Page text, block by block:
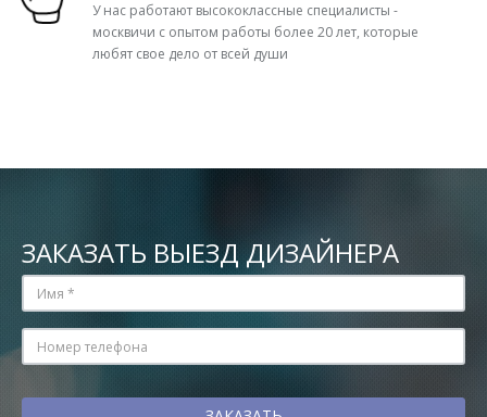
У нас работают высококлассные специалисты -
москвичи с опытом работы более 20 лет, которые
любят свое дело от всей души
ЗАКАЗАТЬ ВЫЕЗД ДИЗАЙНЕРА